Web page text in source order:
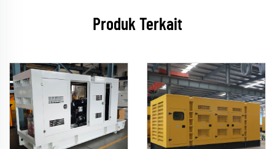
Produk Terkait